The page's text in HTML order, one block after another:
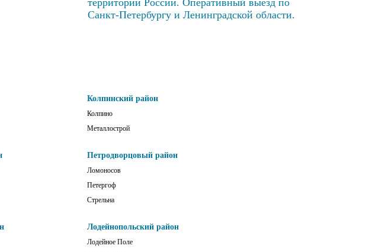
территории России. Оперативный выезд по
Санкт-Петербургу и Ленинградской области.
Колпинский район
Колпино
Металлострой
Петродворцовый район
Ломоносов
Петергоф
Стрельна
Лодейнопольский район
Лодейное Поле